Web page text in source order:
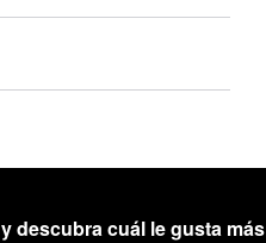
descubra cuál le gusta más